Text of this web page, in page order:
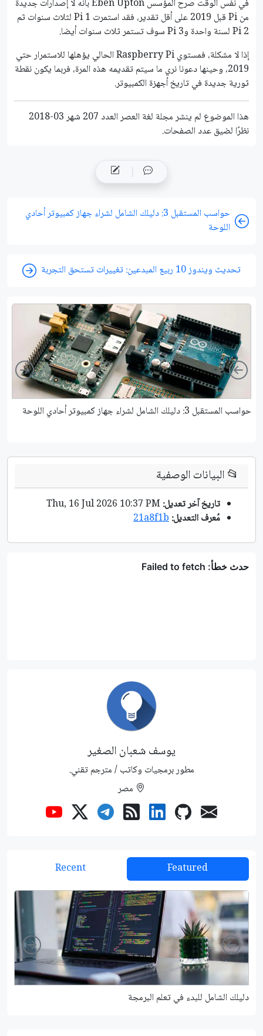
في نفس الوقت صرح المؤسس Eben Upton بأنه لا إصدارات جديدة
من Pi قبل 2019 على أقل تقدير، فقد استمرت Pi 1 لثلاث سنوات ثم
Pi 2 لسنة واحدة وPi 3 سوف تستمر ثلاث سنوات أيضا.
إذا لا مشكلة، فمستوي Raspberry Pi الحالي يؤهلها للاستمرار حتي
2019، وحينها دعونا نري ما سيتم تقديمه هذه المرة، فربما يكون نقطة
ثورية جديدة في تاريخ أجهزة الكمبيوتر.
هذا الموضوع لم ينشر مجلة لغة العصر العدد 207 شهر 03-2018
نظرًا لضيق عدد الصفحات.
حواسب المستقبل 3: دليلك الشامل لشراء جهاز كمبيوتر أحادي
اللوحة
تحديث ويندوز 10 ربيع المبدعين: تغييرات تستحق التجربة
حواسب المستقبل 3: دليلك الشامل لشراء جهاز كمبيوتر أحادي اللوحة
Left
📂البيانات الوصفية
تاريخ آخر تعديل:
مُعرف التعديل:21a8f1b
يوسف شعبان الصغير
مطور برمجيات وكاتب / مترجم تقني.
مصر
Featured
Recent
دليلك الشامل للبدء في تعلم البرمجة
Left